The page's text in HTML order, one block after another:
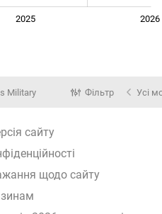
2025 2026
Military Фільтр Усі
сайту
щодо сайту